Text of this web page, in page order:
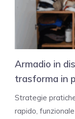
Armadio in
trasforma in
Strategie
rapido,